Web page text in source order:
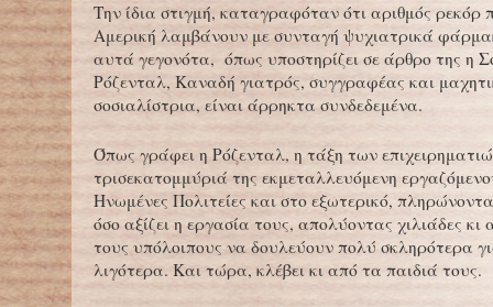
Την ίδια στιγμή, καταγραφόταν ότι αριθμός ρεκόρ
Αμερική λαμβάνουν με συνταγή ψυχιατρικά
αυτά γεγονότα, όπως υποστηρίζει σε άρθρο της η
Ρόζενταλ, Καναδή γιατρός, συγγραφέας και
σοσιαλίστρια, είναι άρρηκτα συνδεδεμένα.
Όπως γράφει η Ρόζενταλ, η τάξη των
τρισεκατομμύριά της εκμεταλλευόμενη
Ηνωμένες Πολιτείες και στο εξωτερικό,
όσο αξίζει η εργασία τους, απολύοντας χιλιάδες
τους υπόλοιπους να δουλεύουν πολύ σκληρότερα
λιγότερα. Και τώρα, κλέβει κι από τα παιδιά τους.